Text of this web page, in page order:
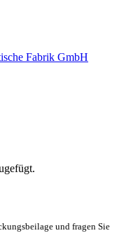
Fabrik GmbH
und fragen Sie